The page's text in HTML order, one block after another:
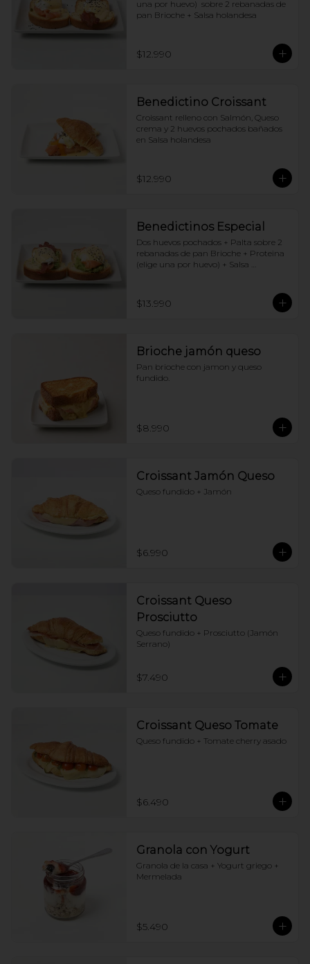
una por huevo)  sobre 2 rebanadas de
pan Brioche + Salsa holandesa
$12.990
Benedictino Croissant
Croissant relleno con Salmón, Queso
crema y 2 huevos pochados bañados
en Salsa holandesa
$12.990
Benedictinos Especial
Dos huevos pochados + Palta sobre 2
rebanadas de pan Brioche + Proteina
(elige una por huevo) + Salsa
$13.990
Brioche jamón queso
Pan brioche con jamon y queso
fundido.
$8.990
Croissant Jamón Queso
Queso fundido + Jamón
$6.990
Croissant Queso
Prosciutto
Queso fundido + Prosciutto (Jamón
Serrano)
$7.490
Croissant Queso Tomate
Queso fundido + Tomate cherry asado
$6.490
Granola con Yogurt
Granola de la casa + Yogurt griego +
Mermelada
$5.490